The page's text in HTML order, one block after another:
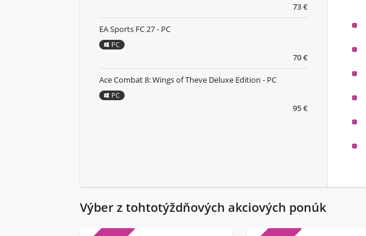
73 €
70 €
EA Sports FC 27 - PC
PC
95 €
Ace Combat 8: Wings of Theve Deluxe Edition - PC
PC
Výber z tohtotýždňových akciových ponúk